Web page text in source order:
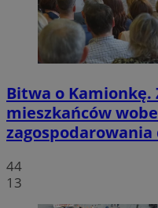
Bitwa o Kamionkę.
mieszkańców
44
13